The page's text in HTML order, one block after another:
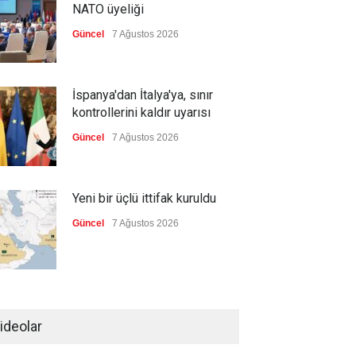
NATO üyeliği
Güncel 7 Ağustos 2026
İspanya'dan İtalya'ya, sınır
kontrollerini kaldır uyarısı
Güncel 7 Ağustos 2026
Yeni bir üçlü ittifak kuruldu
Güncel 7 Ağustos 2026